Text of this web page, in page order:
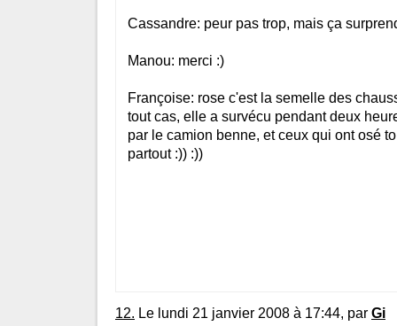
Cassandre: peur pas trop, mais ça
Manou: merci :)
Françoise: rose c'est la semelle des
tout cas, elle a survécu pendant deux
par le camion benne, et ceux qui ont osé
partout :)) :))
12. Le lundi 21 janvier 2008 à 17:44, par Gi